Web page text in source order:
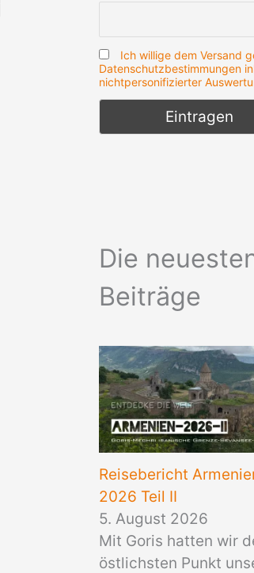
Ich willige dem Versand
Datenschutzbestimmungen
nichtpersonifizierter
Die
Beiträge
Reisebericht
2026 Teil II
5. August 2026
Mit Goris hatten wir
östlichsten Punkt